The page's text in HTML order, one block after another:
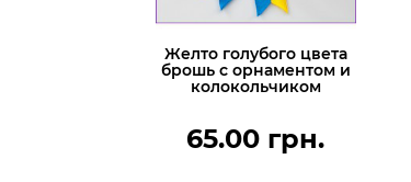
Желто голубого цвета
брошь с орнаментом и
колокольчиком
65.00 грн.